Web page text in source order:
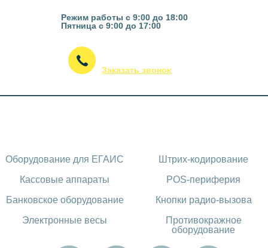
Режим работы с 9:00 до 18:00
Пятница с 9:00 до 17:00
Заказать звонок
Оборудование для ЕГАИС
Кассовые аппараты
Банковское оборудование
Электронные весы
Штрих-кодирование
POS-периферия
Кнопки радио-вызова
Противокражное
оборудование